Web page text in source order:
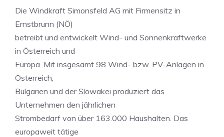
Die Windkraft Simonsfeld AG mit Firmensitz in
Ernstbrunn (NÖ)
betreibt und entwickelt Wind- und Sonnenkraftwerke
in Österreich und
Europa. Mit insgesamt 98 Wind- bzw. PV-Anlagen in
Österreich,
Bulgarien und der Slowakei produziert das
Unternehmen den jährlichen
Strombedarf von über 163.000 Haushalten. Das
europaweit tätige